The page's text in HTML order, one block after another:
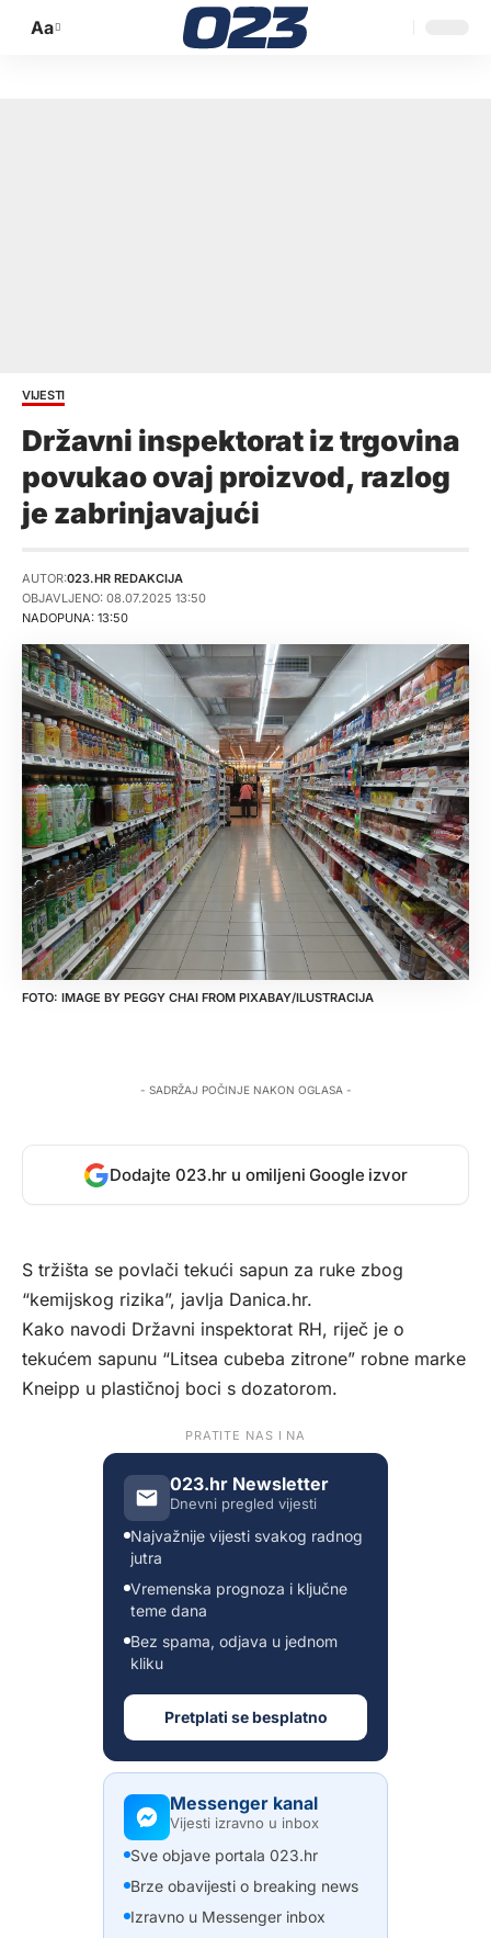
Promijeni
Aa
VIJESTI
Državni inspektorat iz trgovina
povukao ovaj proizvod, razlog
je zabrinjavajući
NADOPUNA: 13:50
AUTOR:023.HR REDAKCIJA
OBJAVLJENO: 08.07.2025 13:50
IMAGE BY PEGGY CHAI FROM PIXABAY/ILUSTRACIJA
- SADRŽAJ POČINJE NAKON OGLASA -
Dodajte 023.hr u omiljeni Google izvor
S tržišta se povlači tekući sapun za ruke zbog
“kemijskog rizika”, javlja Danica.hr.
Kako navodi Državni inspektorat RH, riječ je o
tekućem sapunu “Litsea cubeba zitrone” robne marke
Kneipp u plastičnoj boci s dozatorom.
PRATITE NAS I NA
023.hr Newsletter
Dnevni pregled vijesti
Najvažnije vijesti svakog radnog
jutra
Vremenska prognoza i ključne
teme dana
Bez spama, odjava u jednom
kliku
Pretplati se besplatno
Messenger kanal
Vijesti izravno u inbox
Sve objave portala 023.hr
Brze obavijesti o breaking news
Izravno u Messenger inbox